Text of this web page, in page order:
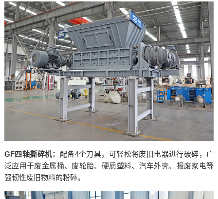
‌GF四轴撕碎机： 配备4个刀具，可轻松将废旧电器进行破碎，广
泛应用于废金属桶、废轮胎、硬质塑料、汽车外壳、报废家电等
强韧性废旧物料的粉碎。